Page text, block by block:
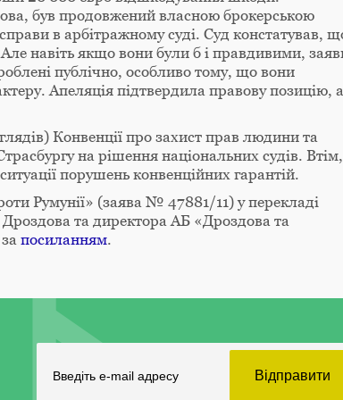
був продовжений власною брокерською
в арбітражному суді. Суд констатував,
навіть якщо вони були б і правдивими,
публічно, особливо тому, що вони
Апеляція підтвердила правову позицію,
Конвенції про захист прав людини та
на рішення національних судів. Втім,
порушень конвенційних гарантій.
Румунії» (заява № 47881/11) у перекладі
та директора АБ «Дроздова та
посиланням.